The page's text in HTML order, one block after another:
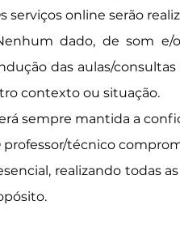
serviços online serão
dado, de som e/
das aulas/
contexto ou situação.
sempre mantida a
professor/técnico
realizando todas